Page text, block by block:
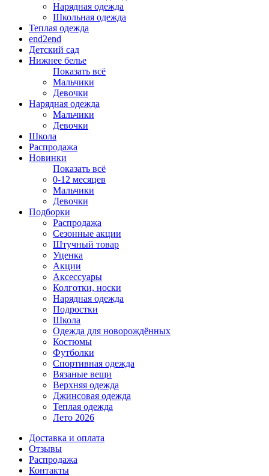
Нарядная одежда
Школьная одежда
Теплая одежда
end2end
Детский сад
Нижнее белье
Показать всё
Мальчики
Девочки
Нарядная одежда
Мальчики
Девочки
Школа
Распродажа
Новинки
Показать всё
0-12 месяцев
Мальчики
Девочки
Подборки
Распродажа
Сезонные акции
Штучный товар
Уценка
Акции
Аксессуары
Колготки, носки
Нарядная одежда
Подростки
Школа
Одежда для новорождённых
Костюмы
Футболки
Спортивная одежда
Вязаные вещи
Верхняя одежда
Джинсовая одежда
Теплая одежда
Лето 2026
Доставка и оплата
Отзывы
Распродажа
Контакты